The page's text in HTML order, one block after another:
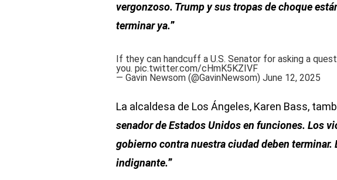
vergonzoso. Trump y sus tropas de choque
terminar ya.”
If they can handcuff a U.S. Senator for asking a
you. pic.twitter.com/cHmK5KZIVF
— Gavin Newsom (@GavinNewsom) June 12, 2025
La alcaldesa de Los Ángeles, Karen Bass,
senador de Estados Unidos en funciones. Los
gobierno contra nuestra ciudad deben
indignante.”